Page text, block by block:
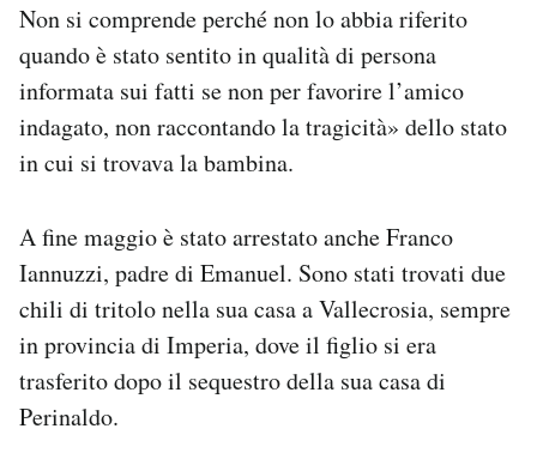
Non si comprende perché non lo abbia riferito
quando è stato sentito in qualità di persona
informata sui fatti se non per favorire l’amico
indagato, non raccontando la tragicità» dello stato
in cui si trovava la bambina.
A fine maggio è stato arrestato anche Franco
Iannuzzi, padre di Emanuel. Sono stati trovati due
chili di tritolo nella sua casa a Vallecrosia, sempre
in provincia di Imperia, dove il figlio si era
trasferito dopo il sequestro della sua casa di
Perinaldo.